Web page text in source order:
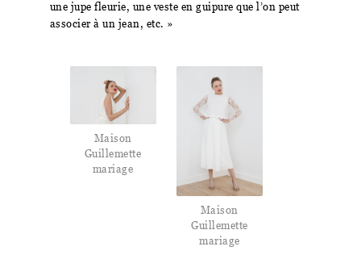
une jupe fleurie, une veste en guipure que l’on peut
associer à un jean, etc. »
Maison
Guillemette
mariage
Maison
Guillemette
mariage